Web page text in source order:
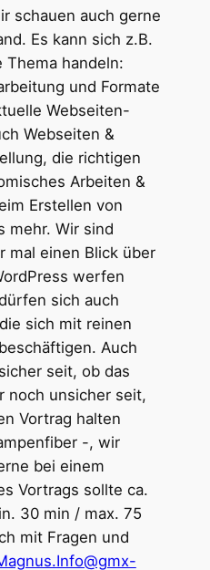
schauen auch gerne
Es kann sich z.B.
Thema handeln:
und Formate
Webseiten-
Webseiten &
die richtigen
Arbeiten &
Erstellen von
mehr. Wir sind
mal einen Blick über
werfen
sich auch
sich mit reinen
Auch
seit, ob das
noch unsicher seit,
Vortrag halten
-, wir
bei einem
Vortrags sollte ca.
30 min / max. 75
mit Fragen und